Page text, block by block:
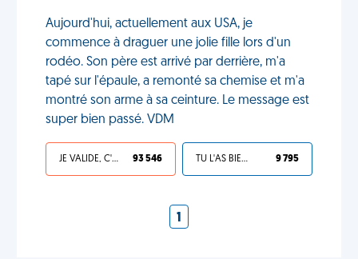
Aujourd'hui, actuellement aux USA, je
commence à draguer une jolie fille lors d'un
rodéo. Son père est arrivé par derrière, m'a
tapé sur l'épaule, a remonté sa chemise et m'a
montré son arme à sa ceinture. Le message est
super bien passé. VDM
JE VALIDE, C'EST UNE VDM 93 546 TU L'AS BIEN MÉRITÉ 9 795
1